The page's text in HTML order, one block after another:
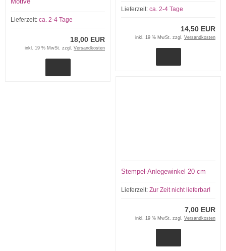
Lieferzeit: ca. 2-4 Tage
18,00 EUR
inkl. 19 % MwSt. zzgl. Versandkosten
Lieferzeit: ca. 2-4 Tage
14,50 EUR
inkl. 19 % MwSt. zzgl. Versandkosten
Stempel-Anlegewinkel 20 cm
Lieferzeit: Zur Zeit nicht lieferbar!
7,00 EUR
inkl. 19 % MwSt. zzgl. Versandkosten